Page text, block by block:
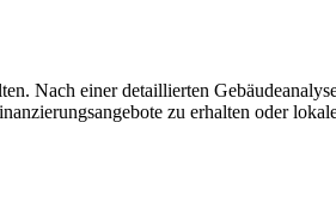
Nach einer detaillierten
zu erhalten oder